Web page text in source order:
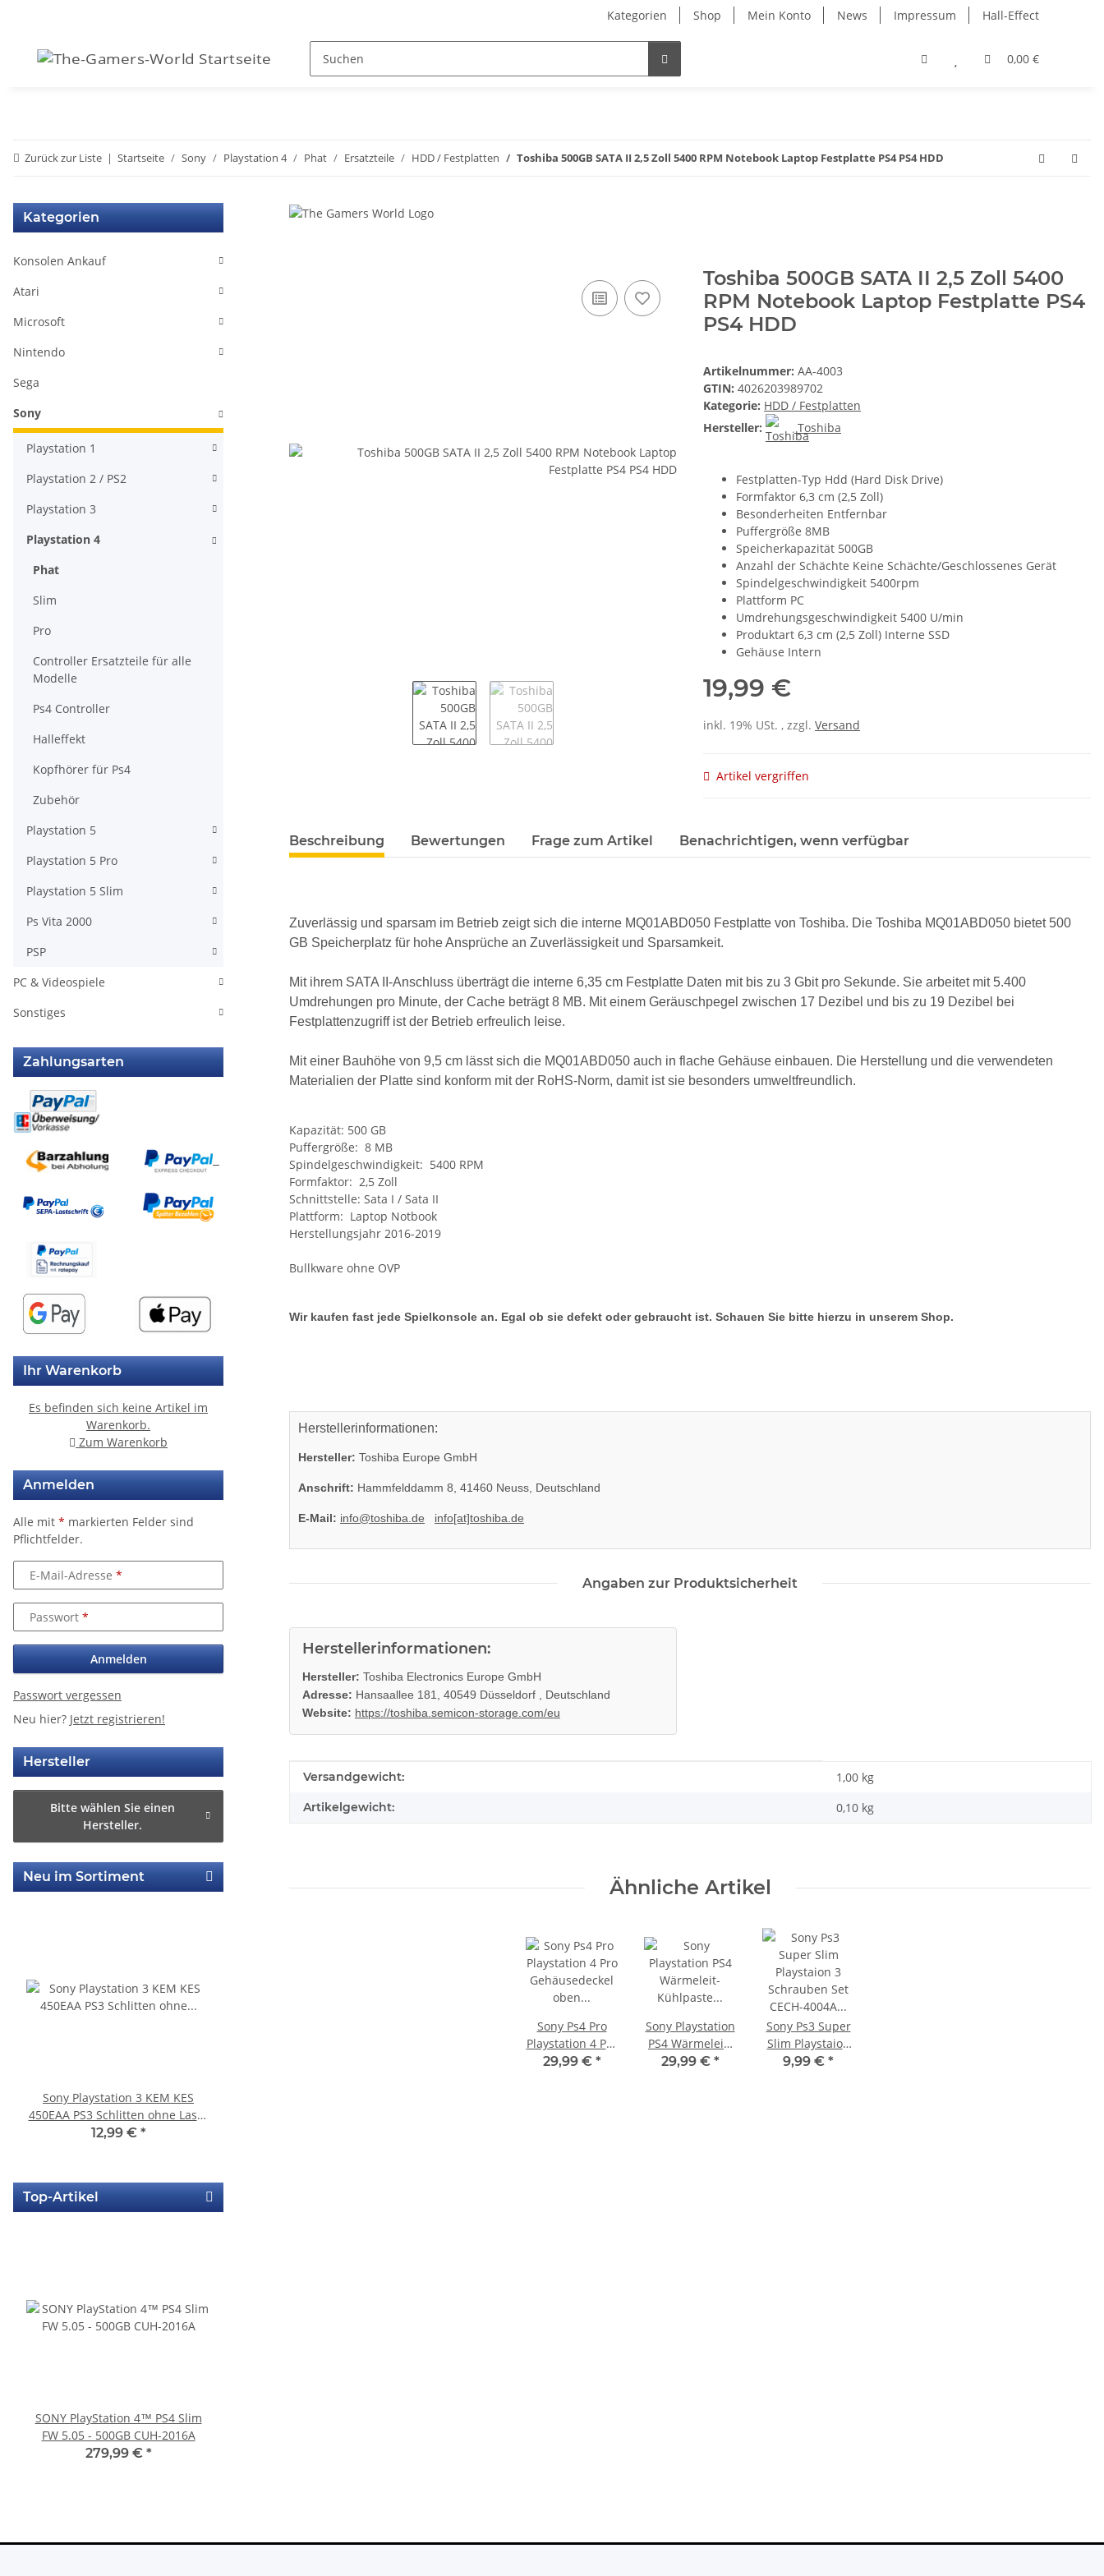
Kategorien Shop Mein Konto News Impressum Hall-Effect
0,00 €
Zurück zur Liste Startseite Sony Playstation 4 Phat Ersatzteile HDD / Festplatten Toshiba 500GB SATA II 2,5 Zoll 5400 RPM Notebook Laptop Festplatte PS4 PS4 HDD
Toshiba 500GB SATA II 2,5 Zoll 5400
RPM Notebook Laptop Festplatte PS4
PS4 HDD
Artikelnummer: AA-4003
GTIN: 4026203989702
Kategorie: HDD / Festplatten
Hersteller:
Toshiba
Festplatten-Typ Hdd (Hard Disk Drive)
Formfaktor 6,3 cm (2,5 Zoll)
Besonderheiten Entfernbar
Puffergröße 8MB
Speicherkapazität 500GB
Anzahl der Schächte Keine Schächte/Geschlossenes Gerät
Spindelgeschwindigkeit 5400rpm
Plattform PC
Umdrehungsgeschwindigkeit 5400 U/min
Produktart 6,3 cm (2,5 Zoll) Interne SSD
Gehäuse Intern
19,99 €
inkl. 19% USt. , zzgl. Versand
Artikel vergriffen
weitere Registerkarten anzeigen
Beschreibung Bewertungen Frage zum Artikel Benachrichtigen, wenn verfügbar
Zuverlässig und sparsam im Betrieb zeigt sich die interne MQ01ABD050 Festplatte von Toshiba. Die Toshiba MQ01ABD050 bietet 500
GB Speicherplatz für hohe Ansprüche an Zuverlässigkeit und Sparsamkeit.
Mit ihrem SATA II-Anschluss überträgt die interne 6,35 cm Festplatte Daten mit bis zu 3 Gbit pro Sekunde. Sie arbeitet mit 5.400
Umdrehungen pro Minute, der Cache beträgt 8 MB. Mit einem Geräuschpegel zwischen 17 Dezibel und bis zu 19 Dezibel bei
Festplattenzugriff ist der Betrieb erfreulich leise.
Mit einer Bauhöhe von 9,5 cm lässt sich die MQ01ABD050 auch in flache Gehäuse einbauen. Die Herstellung und die verwendeten
Materialien der Platte sind konform mit der RoHS-Norm, damit ist sie besonders umweltfreundlich.
Kapazität: 500 GB
Puffergröße: 8 MB
Spindelgeschwindigkeit: 5400 RPM
Formfaktor: 2,5 Zoll
Schnittstelle: Sata I / Sata II
Plattform: Laptop Notbook
Herstellungsjahr 2016-2019
Bullkware ohne OVP
Wir kaufen fast jede Spielkonsole an. Egal ob sie defekt oder gebraucht ist. Schauen Sie bitte hierzu in unserem Shop.
Herstellerinformationen:
Hersteller: Toshiba Europe GmbH
Anschrift: Hammfelddamm 8, 41460 Neuss, Deutschland
E-Mail: info@toshiba.de info[at]toshiba.de
Angaben zur Produktsicherheit
Herstellerinformationen:
Hersteller: Toshiba Electronics Europe GmbH
Adresse: Hansaallee 181, 40549 Düsseldorf , Deutschland
Website: https://toshiba.semicon-storage.com/eu
Produkteigenschaft
Wert
Versandgewicht: 1,00 kg
Artikelgewicht: 0,10 kg
Ähnliche Artikel
Sony Ps4 Pro
Playstation 4 Pro
Gehäusedeckel
29,99 € *
Sony Playstation
PS4 Wärmeleit-
Kühlpaste
29,99 € *
Sony Ps3 Super
Slim Playstaion
3 Schrauben Set
9,99 € *
Kategorien
Konsolen Ankauf
Atari
Microsoft
Nintendo
Sega
Sony
Playstation 1
Playstation 2 / PS2
Playstation 3
Playstation 4
Phat
Slim
Pro
Controller Ersatzteile für alle
Modelle
Ps4 Controller
Halleffekt
Kopfhörer für Ps4
Zubehör
Playstation 5
Playstation 5 Pro
Playstation 5 Slim
Ps Vita 2000
PSP
PC & Videospiele
Sonstiges
Zahlungsarten
Ihr Warenkorb
Es befinden sich keine Artikel im
Warenkorb.
Zum Warenkorb
Anmelden
Alle mit * markierten Felder sind
Pflichtfelder.
E-Mail-Adresse
Passwort
Anmelden
Passwort vergessen
Neu hier? Jetzt registrieren!
Hersteller
Bitte wählen Sie einen
Hersteller.
Neu im Sortiment
Sony Playstation 3 KEM KES
450EAA PS3 Schlitten ohne Laser
Blu-Ray Laufwerk 320
12,99 € *
Top-Artikel
SONY PlayStation 4™ PS4 Slim
FW 5.05 - 500GB CUH-2016A
279,99 € *